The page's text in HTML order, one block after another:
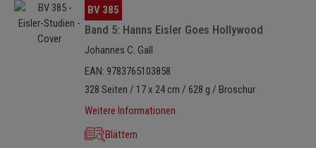
Bildergalerie überspringen
BV 385
Band 5: Hanns Eisler Goes Hollywood
Johannes C. Gall
EAN: 9783765103858
328 Seiten / 17 x 24 cm / 628 g / Broschur
Weitere Informationen
Blättern